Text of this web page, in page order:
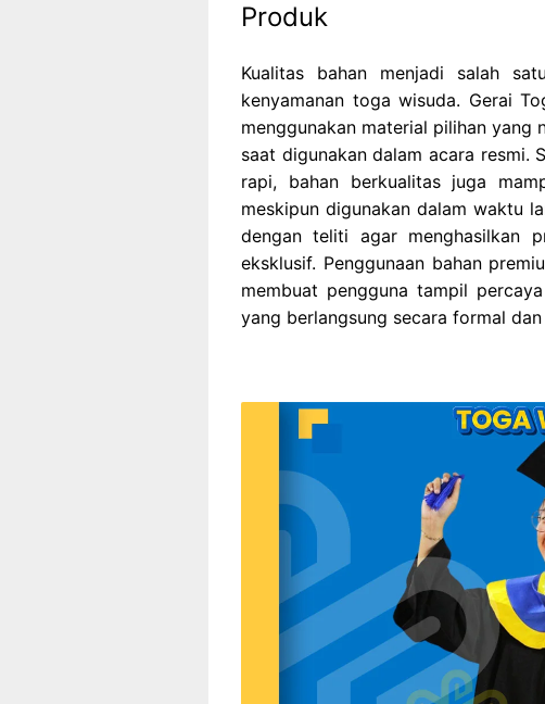
Produk
Kualitas bahan menjadi salah
kenyamanan toga wisuda. Gerai
menggunakan material pilihan yang
saat digunakan dalam acara resmi.
rapi, bahan berkualitas juga
meskipun digunakan dalam waktu
dengan teliti agar menghasilkan
eksklusif. Penggunaan bahan
membuat pengguna tampil
yang berlangsung secara formal dan